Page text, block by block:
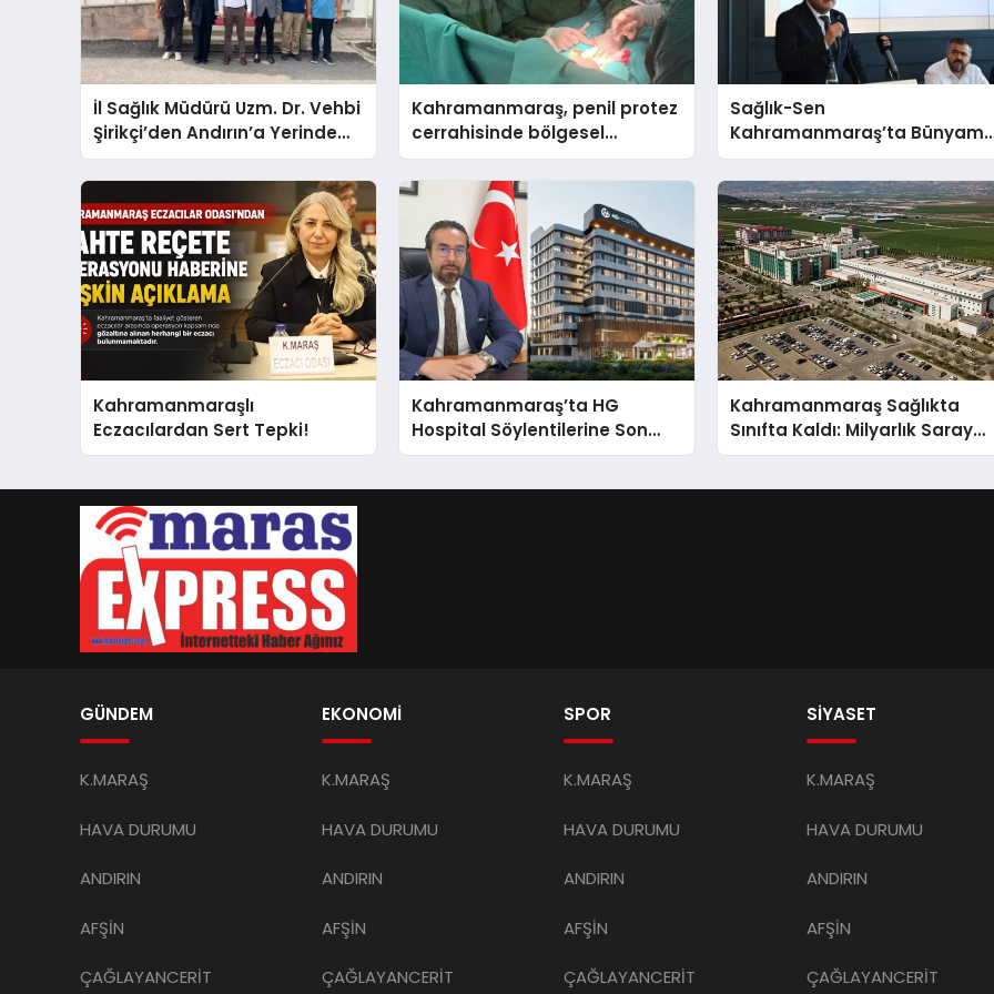
İl Sağlık Müdürü Uzm. Dr. Vehbi
Şirikçi’den Andırın’a Yerinde
İnceleme Ziyareti
Kahramanmaraş, penil protez
cerrahisinde bölgesel
referans merkezi oldu
Sağlık-Sen
Kahramanmaraş’ta
Mutlu Demirci ile Yola Devam!
Kahramanmaraşlı
Eczacılardan Sert Tepki!
Kahramanmaraş’ta HG
Hospital Söylentilerine Son
Nokta!
Kahramanmaraş Sağlıkta
Sınıfta Kaldı: Milyarlık Saray
Gibi Hastaneler Var, İçinde
GÜNDEM
K.MARAŞ
HAVA DURUMU
ANDIRIN
AFŞİN
ÇAĞLAYANCERİT
EKONOMİ
K.MARAŞ
HAVA DURUMU
ANDIRIN
AFŞİN
ÇAĞLAYANCERİT
SPOR
K.MARAŞ
HAVA DURUMU
ANDIRIN
AFŞİN
ÇAĞLAYANCERİT
SİYASET
K.MARAŞ
HAVA DURUMU
ANDIRIN
AFŞİN
ÇAĞLAYANCERİT